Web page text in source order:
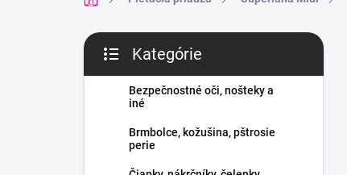
B
č
kategórie
Kategórie
Bezpečnostné oči, nošteky a
iné
Brmbolce, kožušina, pštrosie
perie